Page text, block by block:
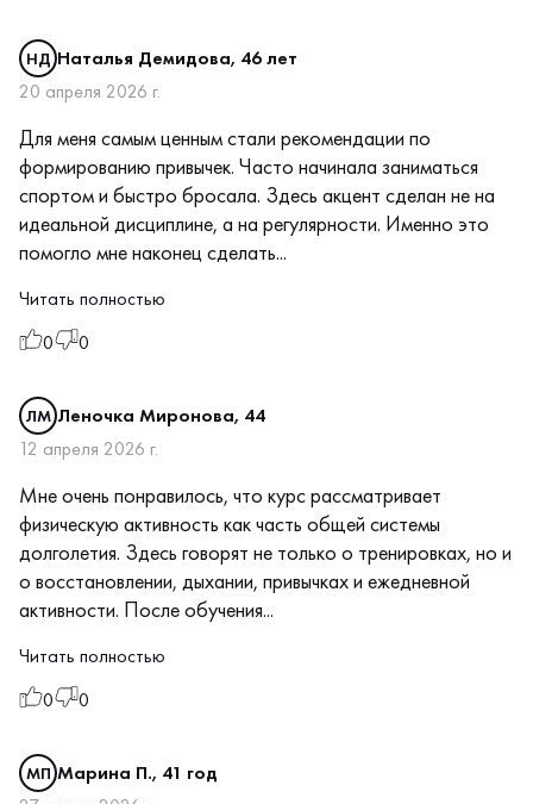
НД Наталья Демидова, 46 лет
20 апреля 2026 г.
Для меня самым ценным стали рекомендации по
формированию привычек. Часто начинала заниматься
спортом и быстро бросала. Здесь акцент сделан не на
идеальной дисциплине, а на регулярности. Именно это
помогло мне наконец сделать...
Читать полностью
0
0
ЛМ Леночка Миронова, 44
12 апреля 2026 г.
Мне очень понравилось, что курс рассматривает
физическую активность как часть общей системы
долголетия. Здесь говорят не только о тренировках, но и
о восстановлении, дыхании, привычках и ежедневной
активности. После обучения...
Читать полностью
0
0
МП Марина П., 41 год